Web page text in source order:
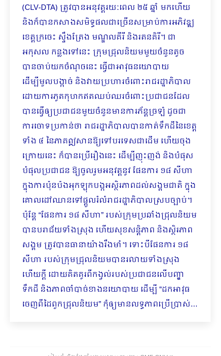
(CLV-DTA) ត្រូវបានអនុវត្តរយៈពេល ២៥ ឆ្នាំ មកហើយ
និងក៏បានកសាងសមិទ្ធផលជាច្រើនសម្រាប់ការអភិវឌ្ឍ
ខេត្តក្រចេះ ស្ទឹងត្រែង មណ្ឌលគីរី និងរតនគិរី។ ជា
អកុសល កន្លងទៅនេះ ក្រុមជ្រុលនិយមមួយចំនួនតូច
បានចាប់យកចំណុចនេះ ធ្វើជាអាវុធនយោបាយ
ដើម្បីមួលបង្កាច់ និងវាយប្រហារចំពោះរាជរដ្ឋាភិបាល
ដោយការភូតកុហកឥតឈប់ឈរចំពោះប្រជាជនដែល
បានធ្វើឲ្យប្រជាជនមួយចំនួនមានការភ័ន្តច្រឡំ ដូចជា
ការចោទប្រកាន់ថា រាជរដ្ឋាភិបាលបានកាត់ទឹកដីនៃខេត្ត
ទាំង ៤ នៃភាគឦសានឱ្យទៅបរទេសជាដើម ហើយចុង
ក្រោយនេះ ក៏បានប្រើរឿងនេះ ដើម្បីញុះញង់ និងបំផុស
បំផុលប្រជាជន ឱ្យចូលរួមអនុវត្តនូវ ផែនការ ១៨ សីហា
ក្នុងការប៉ុនប៉ងអុកឡុកបង្កអស្ថិរភាពដល់សង្គមជាតិ ក្នុង
គោលដៅឈានទៅផ្តួលរំលំរាជរដ្ឋាភិបាលស្របច្បាប់។
ប៉ុន្តែ “ផែនការ ១៨ សីហា” របស់ក្រុមប្រឆាំងជ្រុលនិយម
បានបរាជ័យទាំងស្រុង ហើយសុខសន្តិភាព និងស្ថិរភាព
សង្គម ត្រូវបានធានាយ៉ាងរឹងមាំ។ ទោះបីផែនការ ១៨
សីហា របស់ក្រុមជ្រុលនិយមបានរលាយទាំងស្រុង
ហើយក្តី ដោយគិតគូរពីកង្វល់របស់ប្រជាជនលើបញ្ហា
ទឹកដី និងភាពចាំបាច់ខាងនយោបាយ ដើម្បី “ដកអាវុធ
ចេញពីដៃពួកជ្រុលនិយម” កុំឲ្យមានលទ្ធភាពប្រើប្រាស់…